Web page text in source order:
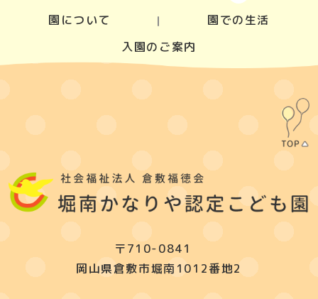
園について
園での生活
入園のご案内
〒710-0841
岡山県倉敷市堀南1012番地2